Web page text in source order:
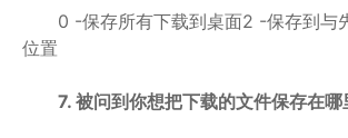
0 -保存所有下载到桌面2 -保存到与
位置
7. 被问到你想把下载的文件保存在哪